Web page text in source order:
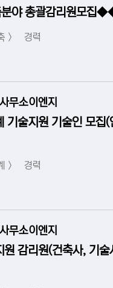
야 총괄감리원모집
> 경력
무소이엔지
술지원 기술인 모집(
> 경력
무소이엔지
감리원(건축사, 기술